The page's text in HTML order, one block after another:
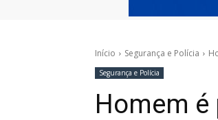
Início Segurança e Polícia
Segurança e Polícia
Homem